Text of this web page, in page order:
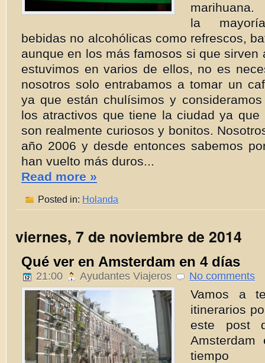
la
bebidas no alcohólicas como refrescos,
aunque en los más famosos si que sirven
estuvimos en varios de ellos, no es
nosotros solo entrabamos a tomar un
ya que están chulísimos y
los atractivos que tiene la ciudad ya que
son realmente curiosos y bonitos.
año 2006 y desde entonces sabemos
han vuelto más duros...
Read more »
Posted in: Holanda
viernes, 7 de noviembre de 2014
Qué ver en Amsterdam en 4 días
21:00 Ayudantes Viajeros No comments
Vamos a
itinerarios
este post